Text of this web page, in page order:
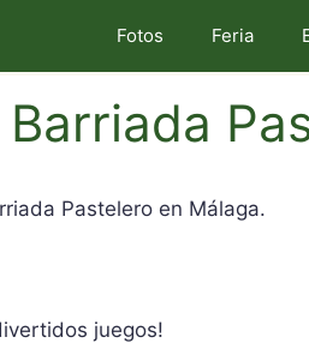
Fotos Feria
Pastelero en Málaga.
juegos!